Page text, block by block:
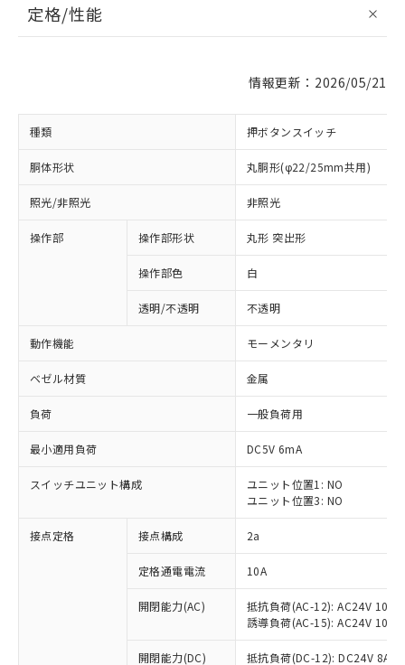
定格/性能
情報更新：2026/05/21
種類 押ボタンスイッチ
胴体形状 丸胴形(φ22/25mm共用)
照光/非照光 非照光
操作部 操作部形状 丸形 突出形
操作部色 白
透明/不透明 不透明
動作機能 モーメンタリ
ベゼル材質 金属
負荷 一般負荷用
最小適用負荷 DC5V 6mA
スイッチユニット構成
ユニット位置1: NO
ユニット位置3: NO
接点定格 接点構成 2a
定格通電電流 10A
開閉能力(AC)
抵抗負荷(AC-12): AC24V 10A/
誘導負荷(AC-15): AC24V
開閉能力(DC) 抵抗負荷(DC-12): DC24V 8A/
ご利用条件
※1 対応状況
対応済み：EU RoHS指令（10物質）の
非含有に対応した製品が提供可能な商品で
対応予定：EU RoHS指令（10物質）の非含
有に対応した製品に切り替える予定のある